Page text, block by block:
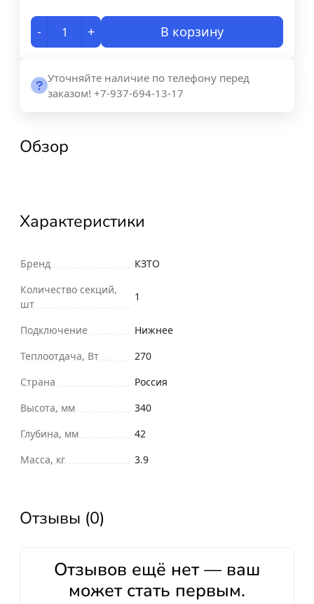
- + В корзину
Уточняйте наличие по телефону перед
заказом! +7-937-694-13-17
Обзор
Характеристики
Бренд
КЗТО
Количество секций,
шт
1
Подключение
Нижнее
Теплоотдача, Вт
270
Страна
Россия
Высота, мм
340
Глубина, мм
42
Масса, кг
3.9
Отзывы (0)
Отзывов ещё нет — ваш
может стать первым.